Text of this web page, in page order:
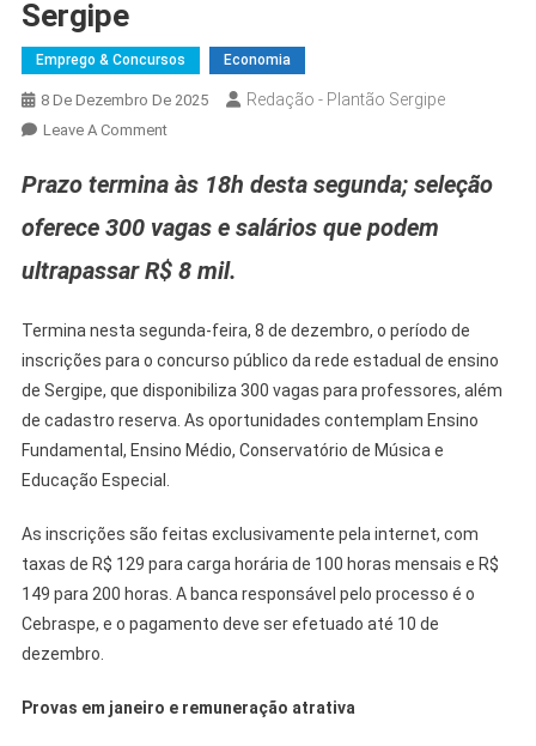
Sergipe
Emprego & Concursos Economia
8 De Dezembro De 2025 Redação - Plantão Sergipe
Leave A Comment
Prazo termina às 18h desta segunda; seleção
oferece 300 vagas e salários que podem
ultrapassar R$ 8 mil.
Termina nesta segunda-feira, 8 de dezembro, o período de
inscrições para o concurso público da rede estadual de ensino
de Sergipe, que disponibiliza 300 vagas para professores, além
de cadastro reserva. As oportunidades contemplam Ensino
Fundamental, Ensino Médio, Conservatório de Música e
Educação Especial.
As inscrições são feitas exclusivamente pela internet, com
taxas de R$ 129 para carga horária de 100 horas mensais e R$
149 para 200 horas. A banca responsável pelo processo é o
Cebraspe, e o pagamento deve ser efetuado até 10 de
dezembro.
Provas em janeiro e remuneração atrativa